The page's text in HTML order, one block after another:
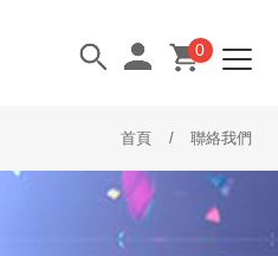
0
首頁 聯絡我們